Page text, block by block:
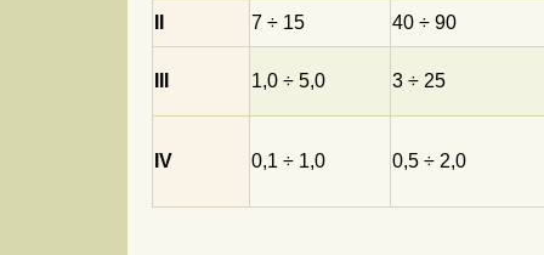
7 ÷ 15 40 ÷ 90
1,0 ÷ 5,0 3 ÷ 25
IV 0,1 ÷ 1,0 0,5 ÷ 2,0